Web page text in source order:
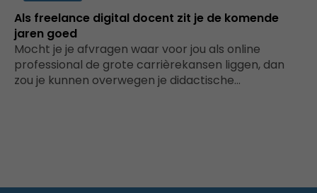
Als freelance digital docent zit je de komende
jaren goed
Mocht je je afvragen waar voor jou als online
professional de grote carrièrekansen liggen, dan
zou je kunnen overwegen je didactische…